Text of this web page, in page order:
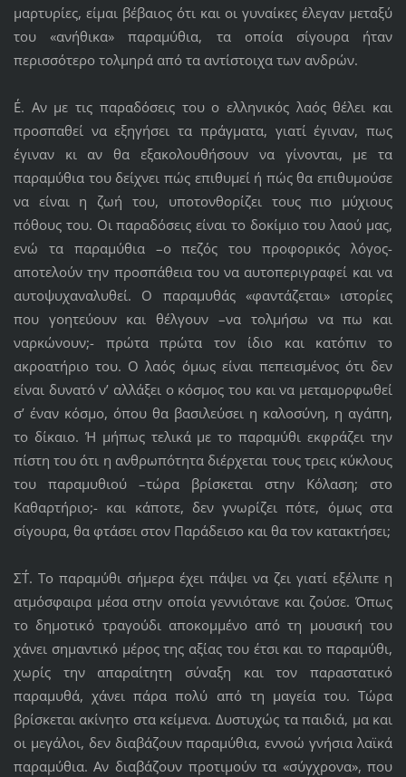
μαρτυρίες, είμαι βέβαιος ότι και οι γυναίκες έλεγαν μεταξύ
του «ανήθικα» παραμύθια, τα οποία σίγουρα ήταν
περισσότερο τολμηρά από τα αντίστοιχα των ανδρών.
Ε΄. Αν με τις παραδόσεις του ο ελληνικός λαός θέλει και
προσπαθεί να εξηγήσει τα πράγματα, γιατί έγιναν, πως
έγιναν κι αν θα εξακολουθήσουν να γίνονται, με τα
παραμύθια του δείχνει πώς επιθυμεί ή πώς θα επιθυμούσε
να είναι η ζωή του, υποτονθορίζει τους πιο μύχιους
πόθους του. Οι παραδόσεις είναι το δοκίμιο του λαού μας,
ενώ τα παραμύθια –ο πεζός του προφορικός λόγος-
αποτελούν την προσπάθεια του να αυτοπεριγραφεί και να
αυτοψυχαναλυθεί. Ο παραμυθάς «φαντάζεται» ιστορίες
που γοητεύουν και θέλγουν –να τολμήσω να πω και
ναρκώνουν;- πρώτα πρώτα τον ίδιο και κατόπιν το
ακροατήριο του. Ο λαός όμως είναι πεπεισμένος ότι δεν
είναι δυνατό ν’ αλλάξει ο κόσμος του και να μεταμορφωθεί
σ’ έναν κόσμο, όπου θα βασιλεύσει η καλοσύνη, η αγάπη,
το δίκαιο. Ή μήπως τελικά με το παραμύθι εκφράζει την
πίστη του ότι η ανθρωπότητα διέρχεται τους τρεις κύκλους
του παραμυθιού –τώρα βρίσκεται στην Κόλαση; στο
Καθαρτήριο;- και κάποτε, δεν γνωρίζει πότε, όμως στα
σίγουρα, θα φτάσει στον Παράδεισο και θα τον κατακτήσει;
ΣΤ΄. Το παραμύθι σήμερα έχει πάψει να ζει γιατί εξέλιπε η
ατμόσφαιρα μέσα στην οποία γεννιότανε και ζούσε. Όπως
το δημοτικό τραγούδι αποκομμένο από τη μουσική του
χάνει σημαντικό μέρος της αξίας του έτσι και το παραμύθι,
χωρίς την απαραίτητη σύναξη και τον παραστατικό
παραμυθά, χάνει πάρα πολύ από τη μαγεία του. Τώρα
βρίσκεται ακίνητο στα κείμενα. Δυστυχώς τα παιδιά, μα και
οι μεγάλοι, δεν διαβάζουν παραμύθια, εννοώ γνήσια λαϊκά
παραμύθια. Αν διαβάζουν προτιμούν τα «σύγχρονα», που